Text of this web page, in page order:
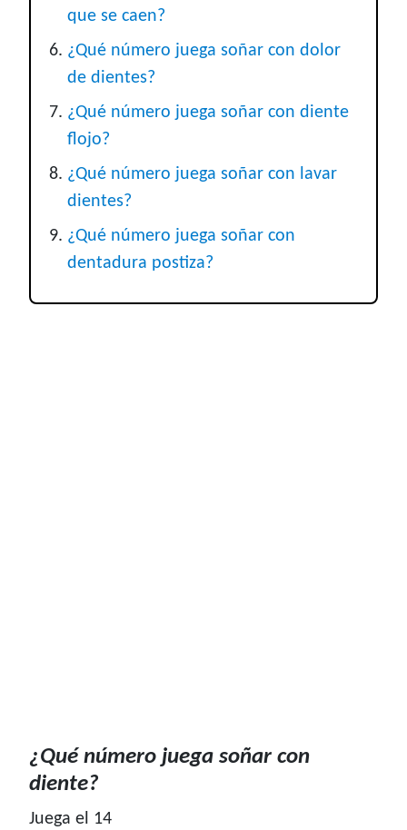
que se caen?
¿Qué número juega soñar con dolor
de dientes?
¿Qué número juega soñar con diente
flojo?
¿Qué número juega soñar con lavar
dientes?
¿Qué número juega soñar con
dentadura postiza?
¿Qué número juega soñar con
diente?
Juega el 14